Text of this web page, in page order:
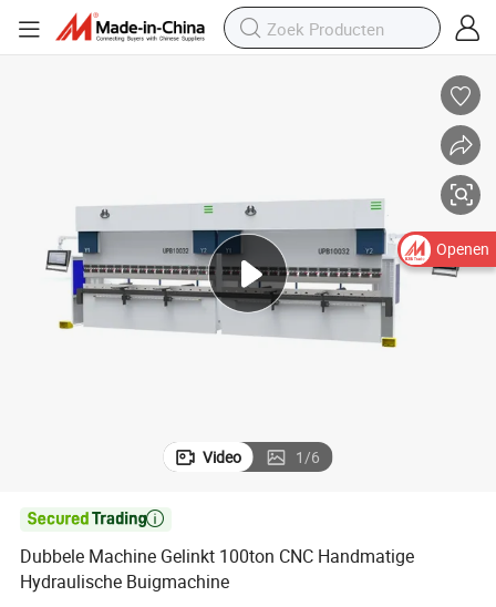
Video 1/6

Dubbele Machine Gelinkt 100ton CNC Handmatige
Hydraulische Buigmachine
Openen